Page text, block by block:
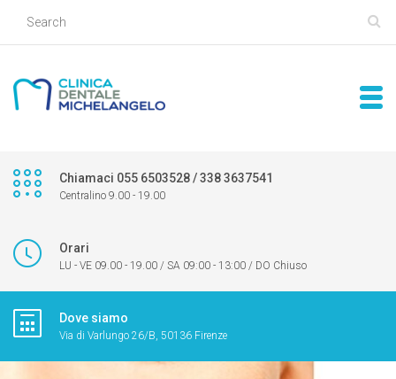
Chiamaci 055 6503528 / 338 3637541
Centralino 9.00 - 19.00
Orari
LU - VE 09.00 - 19.00 / SA 09:00 - 13:00 / DO Chiuso
Dove siamo
Via di Varlungo 26/B, 50136 Firenze